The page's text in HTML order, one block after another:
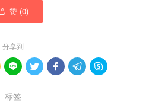
赞 (0)
分享到
    
标签